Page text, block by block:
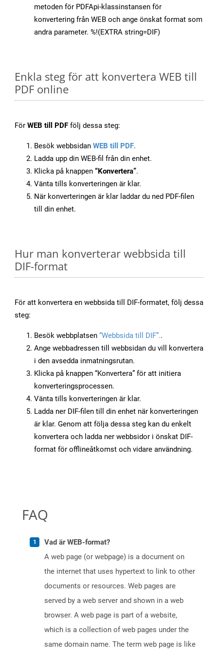
metoden för PDFApi-klassinstansen för
konvertering från WEB och ange önskat format som
andra parameter. %!(EXTRA string=DIF)
Enkla steg för att konvertera WEB till
PDF online
För WEB till PDF följ dessa steg:
Besök webbsidan WEB till PDF.
Ladda upp din WEB-fil från din enhet.
Klicka på knappen “Konvertera”.
Vänta tills konverteringen är klar.
När konverteringen är klar laddar du ned PDF-filen
till din enhet.
Hur man konverterar webbsida till
DIF-format
För att konvertera en webbsida till DIF-formatet, följ dessa
steg:
Besök webbplatsen “Webbsida till DIF”..
Ange webbadressen till webbsidan du vill konvertera
i den avsedda inmatningsrutan.
Klicka på knappen “Konvertera” för att initiera
konverteringsprocessen.
Vänta tills konverteringen är klar.
Ladda ner DIF-filen till din enhet när konverteringen
är klar. Genom att följa dessa steg kan du enkelt
konvertera och ladda ner webbsidor i önskat DIF-
format för offlineåtkomst och vidare användning.
FAQ
Vad är WEB-format?
A web page (or webpage) is a document on
the internet that uses hypertext to link to other
documents or resources. Web pages are
served by a web server and shown in a web
browser. A web page is part of a website,
which is a collection of web pages under the
same domain name. The term web page is like